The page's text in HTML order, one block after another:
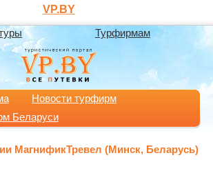
VP.BY
Турфирмам
Новости турфирм
Беларуси
МагнификТревел (Минск, Беларусь)